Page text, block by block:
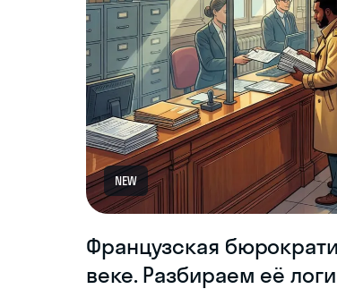
NEW
Французская
веке. Разбираем её